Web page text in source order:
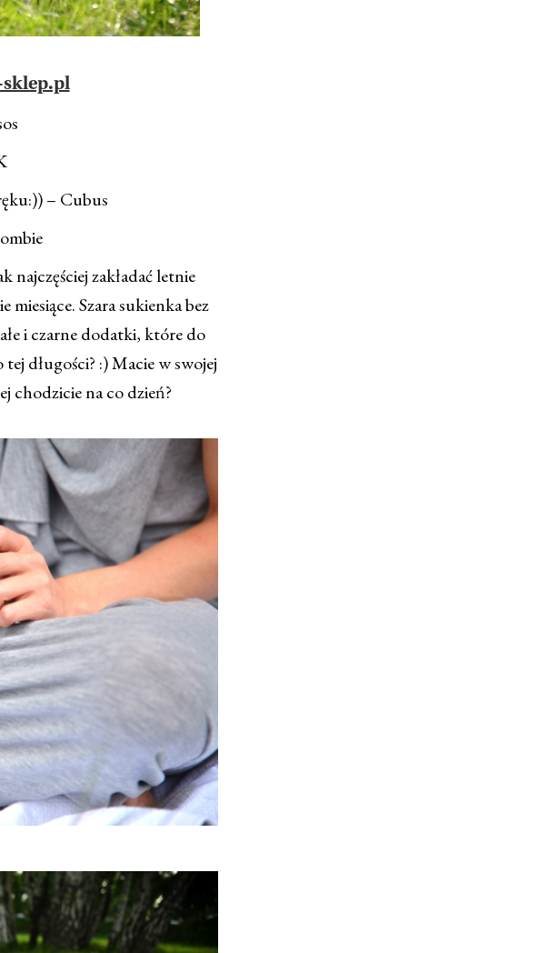
– Cubus
najczęściej zakładać letnie
Szara sukienka bez
i czarne dodatki, które do
tej długości? :) Macie w swojej
chodzicie na co dzień?